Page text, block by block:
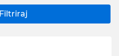
Filtriraj